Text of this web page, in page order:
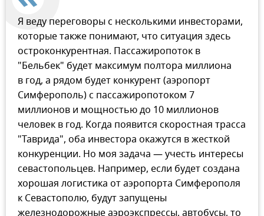
Я веду переговоры с несколькими инвесторами,
которые также понимают, что ситуация здесь
остроконкурентная. Пассажиропоток в
"Бельбек" будет максимум полтора миллиона
в год, а рядом будет конкурент (аэропорт
Симферополь) с пассажиропотоком 7
миллионов и мощностью до 10 миллионов
человек в год. Когда появится скоростная трасса
"Таврида", оба инвестора окажутся в жесткой
конкуренции. Но моя задача — учесть интересы
севастопольцев. Например, если будет создана
хорошая логистика от аэропорта Симферополя
к Севастополю, будут запущены
железнодорожные аэроэкспрессы, автобусы, то